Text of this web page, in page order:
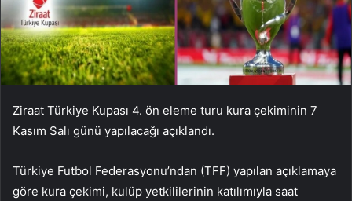
Ziraat Türkiye Kupası 4. ön eleme turu kura çekiminin 7
Kasım Salı günü yapılacağı açıklandı.
Türkiye Futbol Federasyonu’ndan (TFF) yapılan açıklamaya
göre kura çekimi, kulüp yetkililerinin katılımıyla saat